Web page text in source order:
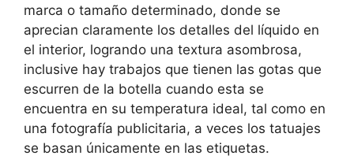
marca o tamaño determinado, donde se
aprecian claramente los detalles del líquido en
el interior, logrando una textura asombrosa,
inclusive hay trabajos que tienen las gotas que
escurren de la botella cuando esta se
encuentra en su temperatura ideal, tal como en
una fotografía publicitaria, a veces los tatuajes
se basan únicamente en las etiquetas.